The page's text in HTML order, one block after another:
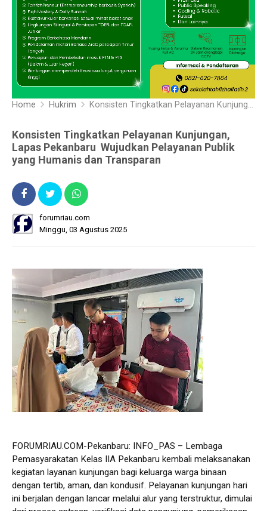
Home Hukrim Konsisten Tingkatkan Pelayanan Kunjungan, Lapas Pekanbaru Wujudkan Pelayanan Publik yang Humanis dan Transparan
Konsisten Tingkatkan Pelayanan Kunjungan,
Lapas Pekanbaru Wujudkan Pelayanan Publik
yang Humanis dan Transparan
forumriau.com
Minggu, 03 Agustus 2025
FORUMRIAU.COM-Pekanbaru: INFO_PAS – Lembaga
Pemasyarakatan Kelas IIA Pekanbaru kembali melaksanakan
kegiatan layanan kunjungan bagi keluarga warga binaan
dengan tertib, aman, dan kondusif. Pelayanan kunjungan hari
ini berjalan dengan lancar melalui alur yang terstruktur, dimulai